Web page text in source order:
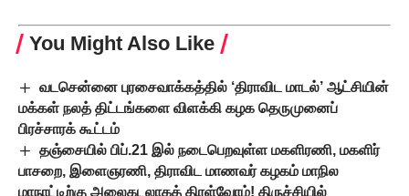
You Might Also Like
வடசென்னை புரசைவாக்கத்தில் ‘திராவிட மாடல்’ ஆட்சியின்
மக்கள் நலத் திட்டங்களை விளக்கி கழக தெருமுனைப்
பிரச்சாரக் கூட்டம்
தஞ்சையில் பிப்.21 இல் நடைபெறவுள்ள மகளிரணி, மகளிர்
பாசறை, இளைஞரணி, திராவிட மாணவர் கழகம் மாநில
மாநாட்டிற்கு அலைகடலாகத் திரள்வோம்! திருச்சியில்